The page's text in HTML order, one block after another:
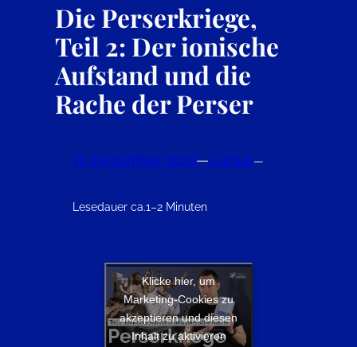
Die Perserkriege,
Teil 2: Der ionische
Aufstand und die
Rache der Perser
11. Dezember 2021—Lucius—
Lesedauer ca.1–2 Minuten
Klicke hier, um
Marketing-Cookies zu
akzeptieren und diesen
Inhalt zu aktivieren